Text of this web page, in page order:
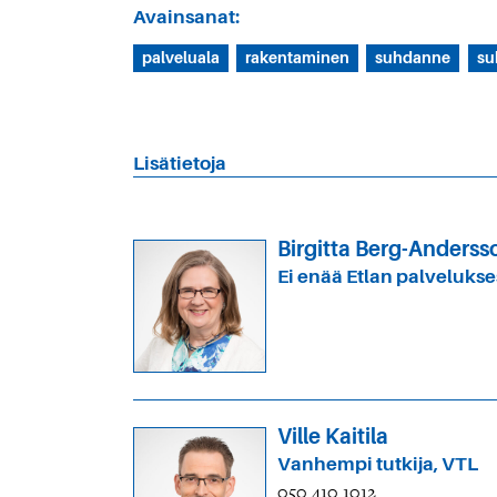
Avainsanat:
palveluala rakentaminen suhdanne
Lisätietoja
Birgitta Berg-
Ei enää Etlan
Ville Kaitila
Vanhempi tutkija, VTL